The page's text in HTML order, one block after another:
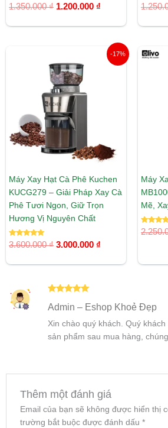
Được xếp
hạng
1.350.000₫ 1.200.000 ₫
Được xếp
hạng
-17%
Máy Xay Hạt Cà Phê Kuchen
KUCG279 – Giải Pháp Xay Cà
Phê Tươi Ngon, Giữ Trọn
Hương Vị Nguyên Chất
Được xếp
hạng
3.600.000₫
gốc
là:
3.600.000 ₫.
3.000.000 ₫
Giá
hiện
Máy
Mẽ,
Được xếp
hạng
hạng55
Admin – Eshop Khoẻ Đẹp
Xin chào quý khách. Quý
sản phẩm sau mua hàng,
Thêm một đánh giá
Email của bạn sẽ không được hiển thị
trường bắt buộc được đánh dấu *